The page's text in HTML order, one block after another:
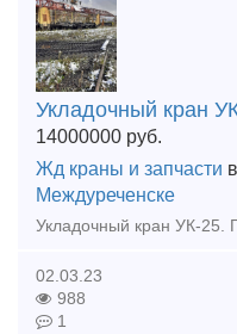
Укладочный кран
14000000 руб.
Жд краны и запчасти в
Междуреченске
02.03.23
988
1